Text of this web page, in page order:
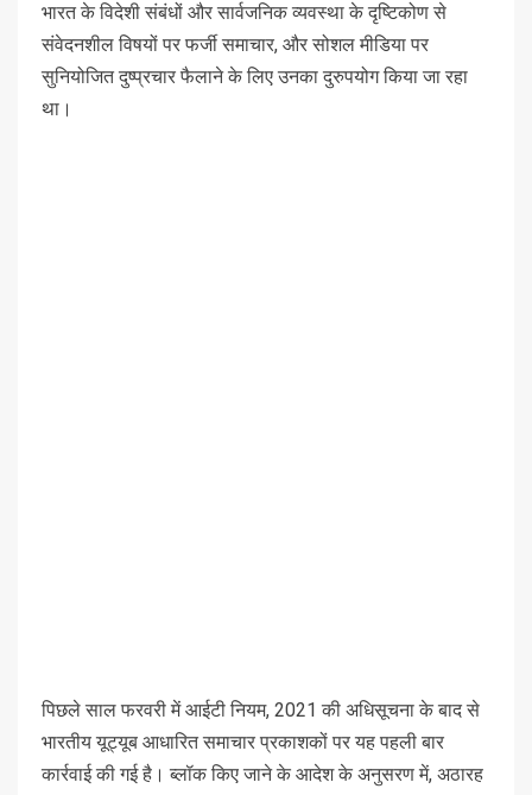
भारत के विदेशी संबंधों और सार्वजनिक व्यवस्था के दृष्टिकोण से
संवेदनशील विषयों पर फर्जी समाचार, और सोशल मीडिया पर
सुनियोजित दुष्प्रचार फैलाने के लिए उनका दुरुपयोग किया जा रहा
था।
पिछले साल फरवरी में आईटी नियम, 2021 की अधिसूचना के बाद से
भारतीय यूट्यूब आधारित समाचार प्रकाशकों पर यह पहली बार
कार्रवाई की गई है। ब्लॉक किए जाने के आदेश के अनुसरण में, अठारह